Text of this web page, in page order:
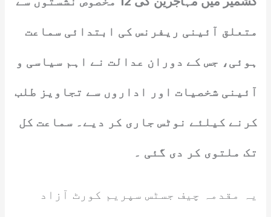
متعلق آئینی ریفرنس کی ابتدائی سماعت
ہوئی، جس کے دوران عدالت نے اہم سیاسی و
آئینی شخصیات اور اداروں سے تجاویز طلب
کرنے کیلئے نوٹس جاری کر دیے۔ سماعت کل
تک ملتوی کر دی گئی ۔
یہ مقدمہ چیف جسٹس سپریم کورٹ آزاد